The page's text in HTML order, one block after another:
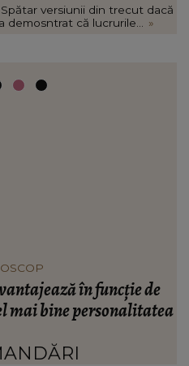
versiunii din trecut dacă
demosntrat că lucrurile...
»
în funcție de
mai bine personalitatea